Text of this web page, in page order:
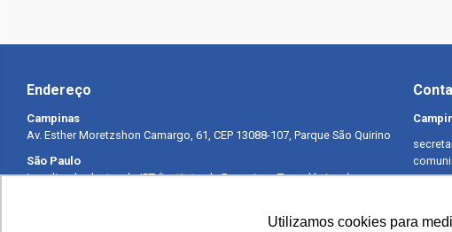
Utilizamos cookies para
Endereço
Campinas
Av. Esther Moretzshon Camargo, 61, CEP 13088-107, Parque São Quirino
São Paulo
Localizado dentro do IPT (Instituto de Pesquisas Tecnológicas) –